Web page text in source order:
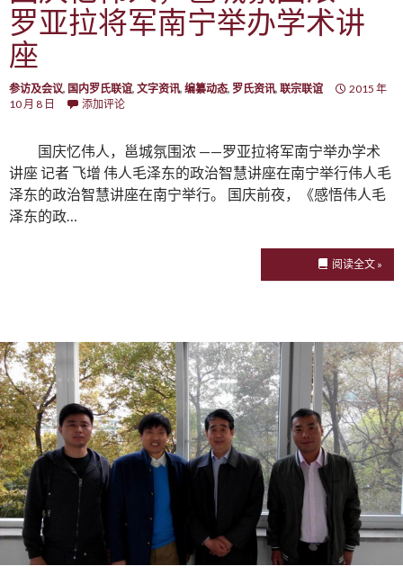
罗亚拉将军南宁举办学术讲
座
参访及会议, 国内罗氏联谊, 文字资讯, 编纂动态, 罗氏资讯, 联宗联谊
2015 年
10 月 8 日
添加评论
国庆忆伟人，邕城氛围浓 ——罗亚拉将军南宁举办学术
讲座 记者 飞增 伟人毛泽东的政治智慧讲座在南宁举行伟人毛
泽东的政治智慧讲座在南宁举行。 国庆前夜，《感悟伟人毛
泽东的政…
阅读全文 »